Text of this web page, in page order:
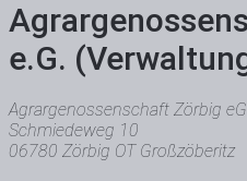
e.G.
Agrargenossenschaft Zörbig eG
Schmiedeweg 10
06780 Zörbig OT Großzöberitz